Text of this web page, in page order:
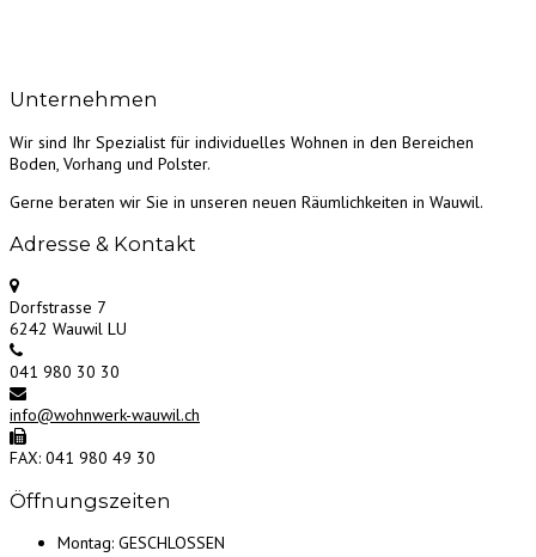
Unternehmen
Wir sind Ihr Spezialist für individuelles Wohnen in den Bereichen
Boden, Vorhang und Polster.
Gerne beraten wir Sie in unseren neuen Räumlichkeiten in Wauwil.
Adresse & Kontakt
Dorfstrasse 7
6242 Wauwil LU
041 980 30 30
info@wohnwerk-wauwil.ch
FAX: 041 980 49 30
Öffnungszeiten
Montag: GESCHLOSSEN